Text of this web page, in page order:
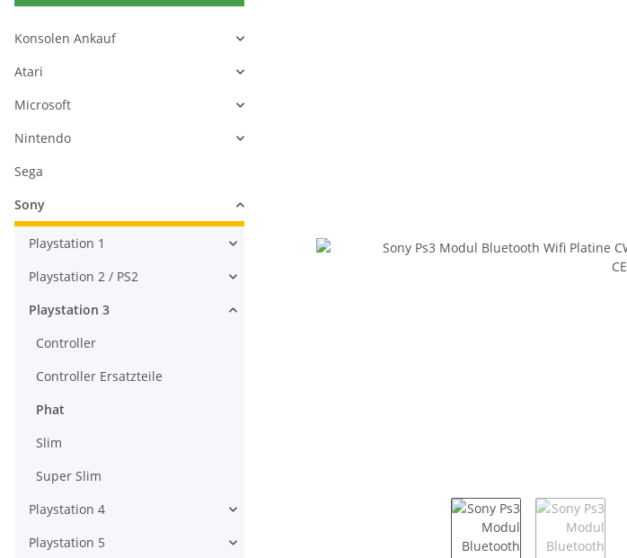
Konsolen Ankauf
Atari
Microsoft
Nintendo
Sega
Sony
Playstation 1
Playstation 2 / PS2
Playstation 3
Controller
Controller Ersatzteile
Phat
Slim
Super Slim
Playstation 4
Playstation 5